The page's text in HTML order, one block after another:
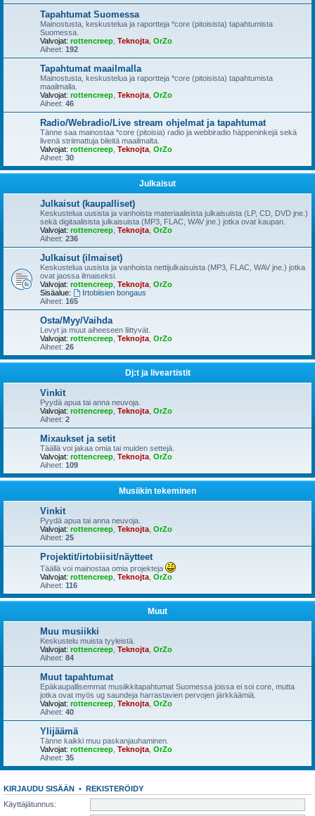
Tapahtumat Suomessa
Mainostusta, keskustelua ja raportteja *core (pitoisista) tapahtumista
Suomessa.
Valvojat: rottencreep Teknojta OrZo
Aiheet: 192
Tapahtumat maailmalla
Mainostusta, keskustelua ja raportteja *core (pitoisista) tapahtumista
maailmalla.
Valvojat: rottencreep Teknojta OrZo
Aiheet: 46
Radio/Webradio/Live stream ohjelmat ja tapahtumat
Tänne saa mainostaa *core (pitoisia) radio ja webbiradio häppeninkejä sekä
livenä striimattuja bileitä maailmalta.
Valvojat: rottencreep Teknojta OrZo
Aiheet: 30
Julkaisut
Julkaisut (kaupalliset)
Keskustelua uusista ja vanhoista materiaalisista julkaisuista (LP, CD, DVD jne.)
sekä digitaalisista julkaisuista (MP3, FLAC, WAV jne.) jotka ovat kaupan.
Valvojat: rottencreep Teknojta OrZo
Aiheet: 236
Julkaisut (ilmaiset)
Keskustelua uusista ja vanhoista nettijulkaisuista (MP3, FLAC, WAV jne.) jotka
ovat jaossa ilmaiseksi.
Valvojat: rottencreep Teknojta OrZo
Sisäalue:
Irtobiisien bongaus
Aiheet: 165
Osta/Myy/Vaihda
Levyt ja muut aiheeseen liittyvät.
Valvojat: rottencreep Teknojta OrZo
Aiheet: 26
Dj:t ja liveartistit
Vinkit
Pyydä apua tai anna neuvoja.
Valvojat: rottencreep Teknojta OrZo
Aiheet: 2
Mixaukset ja setit
Täällä voi jakaa omia tai muiden settejä.
Valvojat: rottencreep Teknojta OrZo
Aiheet: 109
Musiikin tekeminen
Vinkit
Pyydä apua tai anna neuvoja.
Valvojat: rottencreep Teknojta OrZo
Aiheet: 25
Projektit/irtobiisit/näytteet
Täällä voi mainostaa omia projekteja
Valvojat: rottencreep Teknojta OrZo
Aiheet: 116
Muut
Muu musiikki
Keskustelu muista tyyleistä.
Valvojat: rottencreep Teknojta OrZo
Aiheet: 84
Muut tapahtumat
Epäkaupallisemmat musiikkitapahtumat Suomessa joissa ei soi core, mutta
jotka ovat myös ug saundeja harrastavien pervojen järkkäämiä.
Valvojat: rottencreep Teknojta OrZo
Aiheet: 40
Ylijäämä
Tänne kaikki muu paskanjauhaminen.
Valvojat: rottencreep Teknojta OrZo
Aiheet: 35
KIRJAUDU SISÄÄN • REKISTERÖIDY
Käyttäjätunnus: